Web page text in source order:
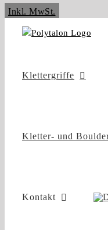
Inkl. MwSt.
springen
Klettergriffe
Kletter- und
Kontakt